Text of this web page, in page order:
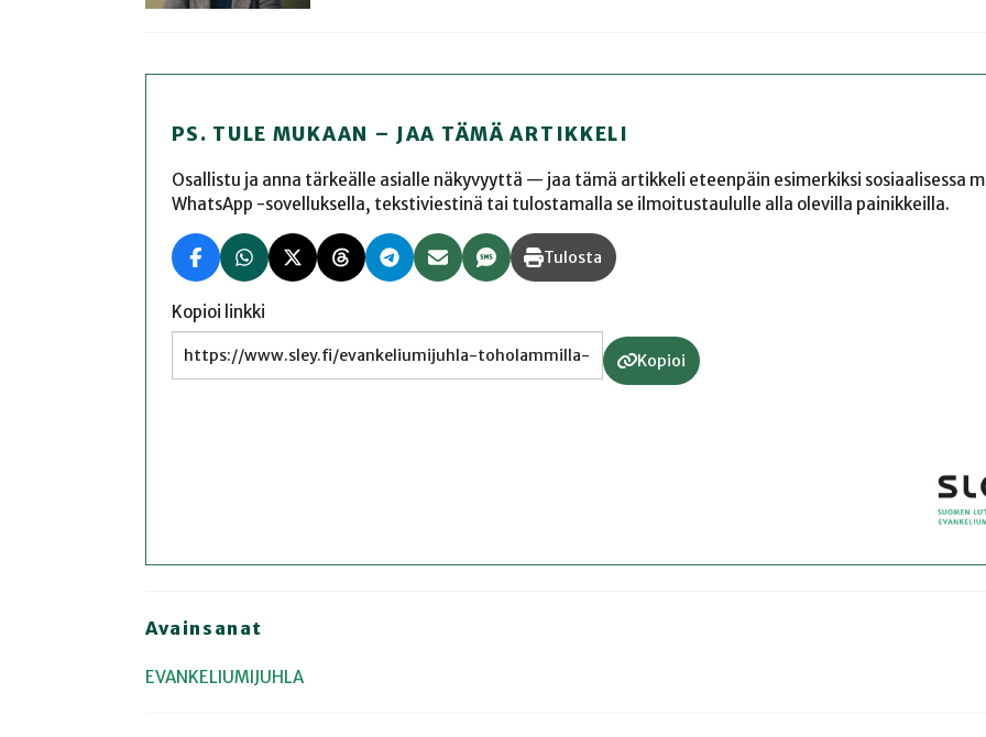
PS. TULE MUKAAN – JAA TÄMÄ ARTIKKELI
Osallistu ja anna tärkeälle asialle näkyvyyttä — jaa tämä artikkeli eteenpäin esimerkiksi sosiaalisessa
WhatsApp -sovelluksella, tekstiviestinä tai tulostamalla se ilmoitustaululle alla olevilla painikkeilla.
Tulosta
Kopioi linkki
Kopioi
Avainsanat
EVANKELIUMIJUHLA